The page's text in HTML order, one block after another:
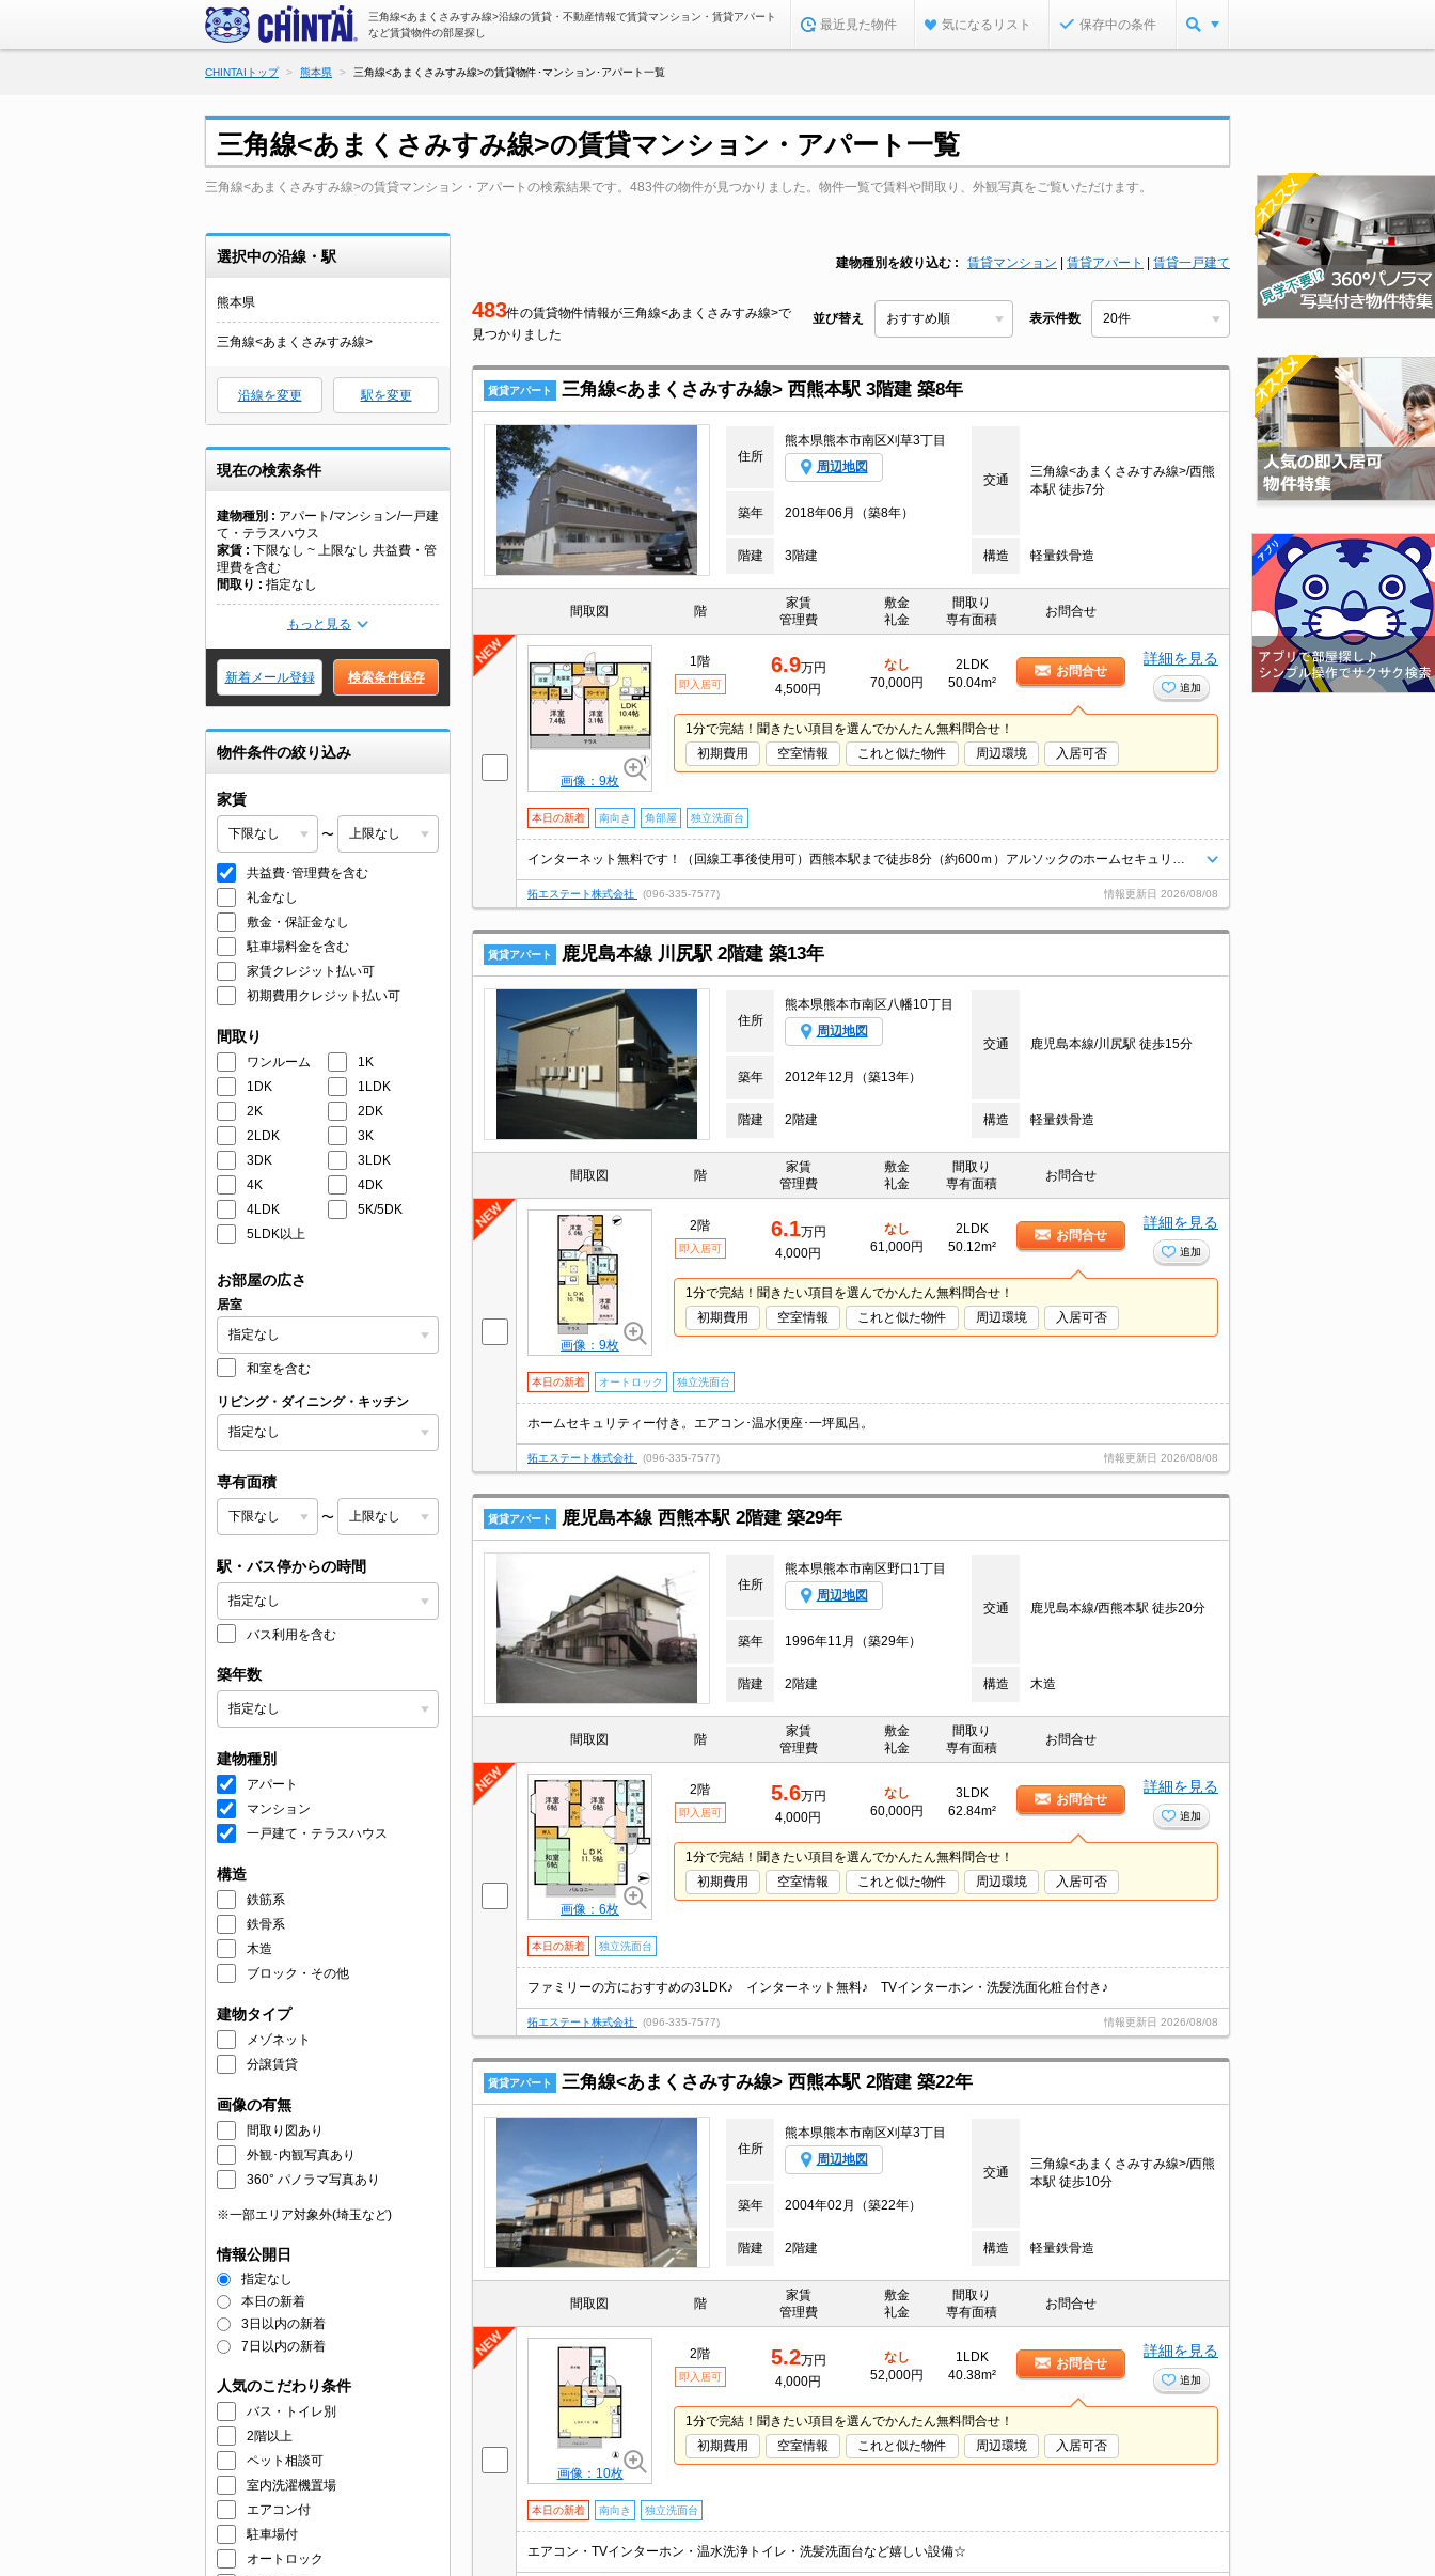
三角線<あまくさみすみ線>沿線の賃貸・不動産情報で賃貸マンション・賃貸アパート
など賃貸物件の部屋探し
最近見た物件 気になるリスト 保存中の条件
CHINTAIトップ 熊本県 三角線<あまくさみすみ線>の賃貸物件･マンション･アパート一覧
三角線<あまくさみすみ線>の賃貸マンション・アパート一覧
三角線<あまくさみすみ線>の賃貸マンション・アパートの検索結果です。483件の物件が見つかりました。物件一覧で賃料や間取り、外観写真をご覧いただけます。
選択中の沿線・駅
熊本県
三角線<あまくさみすみ線>
沿線を変更 駅を変更
現在の検索条件
建物種別
アパート/マンション/一戸建
て・テラスハウス
家賃
下限なし ~ 上限なし 共益費・管
理費を含む
間取り
指定なし
もっと見る
新着メール登録 検索条件保存
物件条件の絞り込み
家賃
〜
共益費･管理費を含む
礼金なし
敷金・保証金なし
駐車場料金を含む
家賃クレジット払い可
初期費用クレジット払い可
間取り
ワンルーム
1K
1DK
1LDK
2K
2DK
2LDK
3K
3DK
3LDK
4K
4DK
4LDK
5K/5DK
5LDK以上
お部屋の広さ
居室
和室を含む
リビング・ダイニング・キッチン
専有面積
〜
駅・バス停からの時間
バス利用を含む
築年数
建物種別
アパート
マンション
一戸建て・テラスハウス
構造
鉄筋系
鉄骨系
木造
ブロック・その他
建物タイプ
メゾネット
分譲賃貸
画像の有無
間取り図あり
外観･内観写真あり
360° パノラマ写真あり
※一部エリア対象外(埼玉など)
情報公開日
指定なし
本日の新着
3日以内の新着
7日以内の新着
人気のこだわり条件
バス・トイレ別
2階以上
ペット相談可
室内洗濯機置場
エアコン付
駐車場付
オートロック
建物種別を絞り込む 賃貸マンション 賃貸アパート 賃貸一戸建て
483件の賃貸物件情報が三角線<あまくさみすみ線>で
見つかりました
並び替え 表示件数
賃貸アパート 三角線<あまくさみすみ線> 西熊本駅 3階建 築8年
住所
熊本県熊本市南区刈草3丁目
周辺地図
交通
三角線<あまくさみすみ線>/西熊
本駅 徒歩7分
築年
2018年06月（築8年）
階建 3階建 構造 軽量鉄骨造
間取図 階
家賃
管理費
敷金
礼金
間取り
専有面積
お問合せ
画像：9枚
1階
即入居可
6.9万円
4,500円
なし
70,000円
2LDK
50.04m²
お問合せ
詳細を見る
追加
1分で完結！聞きたい項目を選んでかんたん無料問合せ！
初期費用
空室情報 これと似た物件 周辺環境 入居可否
本日の新着 南向き 角部屋 独立洗面台
拓エステート株式会社 (096-335-7577) 情報更新日 2026/08/08
賃貸アパート 鹿児島本線 川尻駅 2階建 築13年
住所
熊本県熊本市南区八幡10丁目
周辺地図
交通
鹿児島本線/川尻駅 徒歩15分
築年 2012年12月（築13年）
階建 2階建 構造 軽量鉄骨造
間取図 階
家賃
管理費
敷金
礼金
間取り
専有面積
お問合せ
画像：9枚
2階
即入居可
6.1万円
4,000円
なし
61,000円
2LDK
50.12m²
お問合せ
詳細を見る
追加
1分で完結！聞きたい項目を選んでかんたん無料問合せ！
初期費用
空室情報 これと似た物件 周辺環境 入居可否
本日の新着 オートロック 独立洗面台
ホームセキュリティー付き。エアコン･温水便座･一坪風呂。
拓エステート株式会社 (096-335-7577) 情報更新日 2026/08/08
賃貸アパート 鹿児島本線 西熊本駅 2階建 築29年
住所
熊本県熊本市南区野口1丁目
周辺地図
交通
鹿児島本線/西熊本駅 徒歩20分
築年 1996年11月（築29年）
階建 2階建 構造 木造
間取図 階
家賃
管理費
敷金
礼金
間取り
専有面積
お問合せ
画像：6枚
2階
即入居可
5.6万円
4,000円
なし
60,000円
3LDK
62.84m²
お問合せ
詳細を見る
追加
1分で完結！聞きたい項目を選んでかんたん無料問合せ！
初期費用
空室情報 これと似た物件 周辺環境 入居可否
本日の新着 独立洗面台
ファミリーの方におすすめの3LDK♪ インターネット無料♪ TVインターホン・洗髪洗面化粧台付き♪
拓エステート株式会社 (096-335-7577) 情報更新日 2026/08/08
賃貸アパート 三角線<あまくさみすみ線> 西熊本駅 2階建 築22年
住所
熊本県熊本市南区刈草3丁目
周辺地図
交通
三角線<あまくさみすみ線>/西熊
本駅 徒歩10分
築年
2004年02月（築22年）
階建 2階建 構造 軽量鉄骨造
間取図 階
家賃
管理費
敷金
礼金
間取り
専有面積
お問合せ
画像：10枚
2階
即入居可
5.2万円
4,000円
なし
52,000円
1LDK
40.38m²
お問合せ
詳細を見る
追加
1分で完結！聞きたい項目を選んでかんたん無料問合せ！
初期費用
空室情報 これと似た物件 周辺環境 入居可否
本日の新着 南向き 独立洗面台
エアコン・TVインターホン・温水洗浄トイレ・洗髪洗面台など嬉しい設備☆